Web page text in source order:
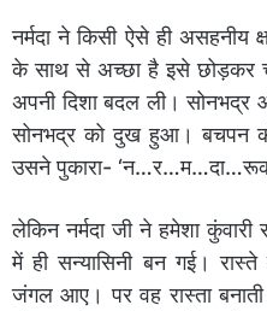
नर्मदा ने किसी ऐसे ही असहनीय
के साथ से अच्छा है इसे छोड़कर
अपनी दिशा बदल ली। सोनभद्र
सोनभद्र को दुख हुआ। बचपन
उसने पुकारा-
लेकिन नर्मदा जी ने हमेशा
में ही सन्यासिनी बन गई।
जंगल आए। पर वह रास्ता